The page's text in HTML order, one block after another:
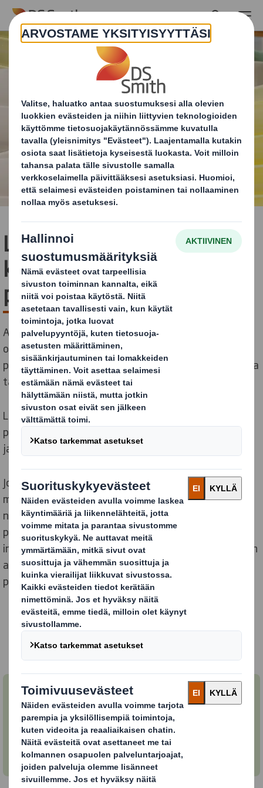
Skip to main content
Lasi- ja
keramiikkatuotteiden
pakkaukset
Aaltopahvipakkausten tuotetta suojaavat
ominaisuudet ovat todistetusti huippuluokkaa
pakattaessa helposti rikkoutuvia tuotteita, kuten lasia
tai keramiikkaa.
Lisäksi pakkaukset mahdollistavat korkealaatuiset
painatusratkaisut, jotka edistävät tuotteen myyntiä
ja tukevat tuotemerkin brändiä.
Jotta lasi- ja keramiikkatuotteiden esillepano olisi
mahdollisimman tehokasta, tuotteiden
näytteillepanossa kannattaa hyödyntää
painotekniikoiden ja myymäläpakkausten uusimmat
innovaatiot. Lisäksi kattava pakkauskonejärjestelmien
asiantuntemuksemme auttaa asiakkaitamme
parantamaan liiketoimintansa tehokkuutta.
OTA YHTEYTTÄ JA KYSY LISÄTIETOA!
Kuljetuspakkaukset
DS Smithiltä kuljetuspakkaukset eri tuotteille
ja asiakassegmenteille.